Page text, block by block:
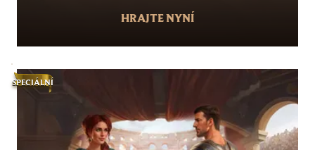
HRAJTE NYNÍ
SPECIÁLNÍ